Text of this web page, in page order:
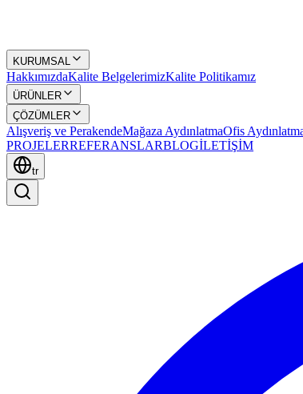
KURUMSAL
HakkımızdaKalite BelgelerimizKalite Politikamız
ÜRÜNLER
ÇÖZÜMLER
Alışveriş ve PerakendeMağaza AydınlatmaOfis
PROJELERREFERANSLARBLOGİLETİŞİM
tr